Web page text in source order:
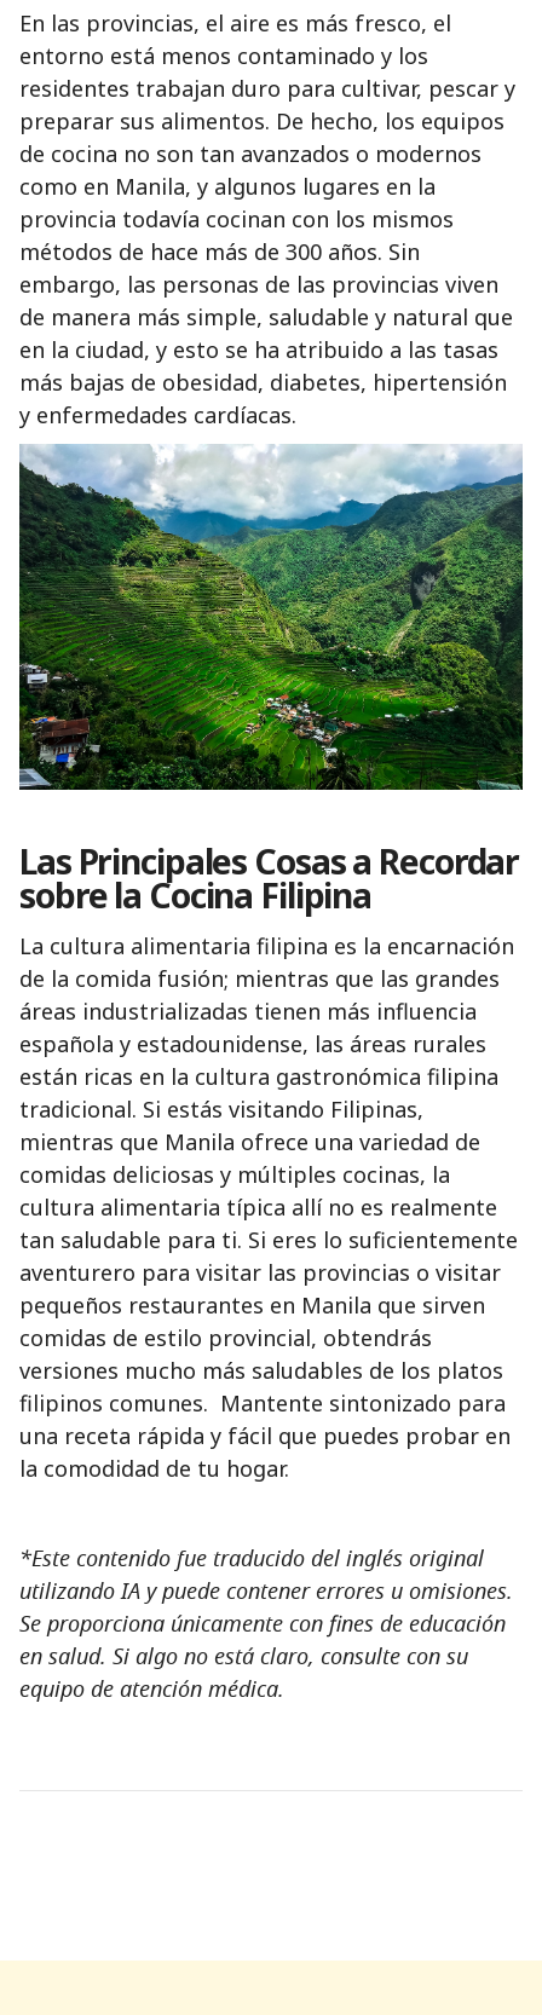
En las provincias, el aire es más fresco, el
entorno está menos contaminado y los
residentes trabajan duro para cultivar, pescar y
preparar sus alimentos. De hecho, los equipos
de cocina no son tan avanzados o modernos
como en Manila, y algunos lugares en la
provincia todavía cocinan con los mismos
métodos de hace más de 300 años. Sin
embargo, las personas de las provincias viven
de manera más simple, saludable y natural que
en la ciudad, y esto se ha atribuido a las tasas
más bajas de obesidad, diabetes, hipertensión
y enfermedades cardíacas.
Las Principales Cosas a Recordar
sobre la Cocina Filipina
La cultura alimentaria filipina es la encarnación
de la comida fusión; mientras que las grandes
áreas industrializadas tienen más influencia
española y estadounidense, las áreas rurales
están ricas en la cultura gastronómica filipina
tradicional. Si estás visitando Filipinas,
mientras que Manila ofrece una variedad de
comidas deliciosas y múltiples cocinas, la
cultura alimentaria típica allí no es realmente
tan saludable para ti. Si eres lo suficientemente
aventurero para visitar las provincias o visitar
pequeños restaurantes en Manila que sirven
comidas de estilo provincial, obtendrás
versiones mucho más saludables de los platos
filipinos comunes. Mantente sintonizado para
una receta rápida y fácil que puedes probar en
la comodidad de tu hogar.
*Este contenido fue traducido del inglés original
utilizando IA y puede contener errores u omisiones.
Se proporciona únicamente con fines de educación
en salud. Si algo no está claro, consulte con su
equipo de atención médica.